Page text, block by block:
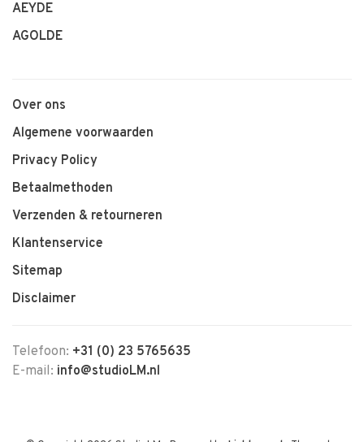
AEYDE
AGOLDE
Over ons
Algemene voorwaarden
Privacy Policy
Betaalmethoden
Verzenden & retourneren
Klantenservice
Sitemap
Disclaimer
Telefoon: +31 (0) 23 5765635
E-mail: info@studioLM.nl